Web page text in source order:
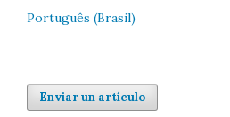
Português (Brasil)
Enviar un artículo